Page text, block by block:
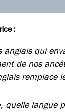
:
anglais qui
de nos
remplace
quelle